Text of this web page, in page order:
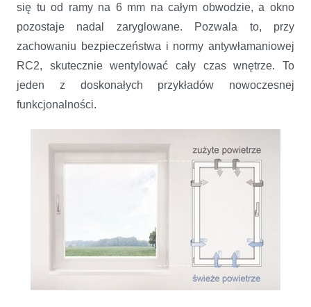
się tu od ramy na 6 mm na całym obwodzie, a okno
pozostaje nadal zaryglowane. Pozwala to, przy
zachowaniu bezpieczeństwa i normy antywłamaniowej
RC2, skutecznie wentylować cały czas wnętrze. To
jeden z doskonałych przykładów nowoczesnej
funkcjonalności.